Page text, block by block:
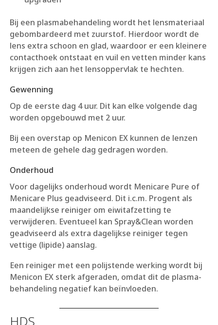
Bij een plasmabehandeling wordt het lensmateriaal
gebombardeerd met zuurstof. Hierdoor wordt de
lens extra schoon en glad, waardoor er een kleinere
contacthoek ontstaat en vuil en vetten minder kans
krijgen zich aan het lensoppervlak te hechten.
Gewenning
Op de eerste dag 4 uur. Dit kan elke volgende dag
worden opgebouwd met 2 uur.
Bij een overstap op Menicon EX kunnen de lenzen
meteen de gehele dag gedragen worden.
Onderhoud
Voor dagelijks onderhoud wordt Menicare Pure of
Menicare Plus geadviseerd. Dit i.c.m. Progent als
maandelijkse reiniger om eiwitafzetting te
verwijderen. Eventueel kan Spray&Clean worden
geadviseerd als extra dagelijkse reiniger tegen
vettige (lipide) aanslag.
Een reiniger met een polijstende werking wordt bij
Menicon EX sterk afgeraden, omdat dit de plasma-
behandeling negatief kan beïnvloeden.
HDS